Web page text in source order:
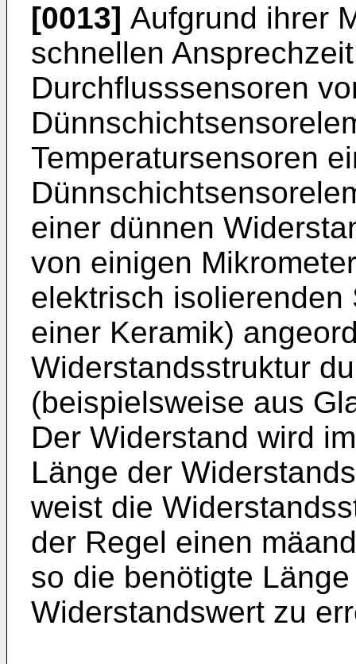
[0013] Aufgrund ihrer
schnellen
Durchflusssensoren
Temperatursensoren
einer dünnen
von einigen
elektrisch
einer Keramik)
Widerstandsstruktur
(beispielsweise aus
Der Widerstand wird
Länge der
weist die
der Regel einen
so die benötigte
Widerstandswert zu